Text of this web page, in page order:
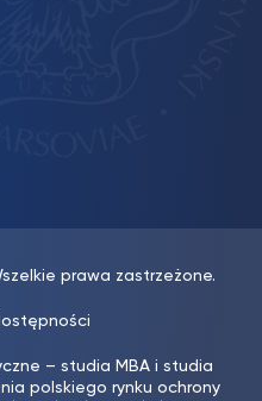
prawa zastrzeżone.
– studia MBA i studia
polskiego rynku ochrony